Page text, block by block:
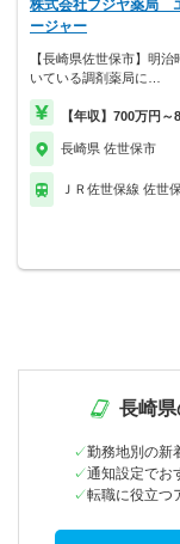
株式会社フジヤ薬局
ージャー
【長崎県佐世保市】明治
いている調剤薬局に…
【年収】700万円～
長崎県 佐世保市
ＪＲ佐世保線 佐世
長崎
勤務地別の新
通知設定でお
転職に役立つ